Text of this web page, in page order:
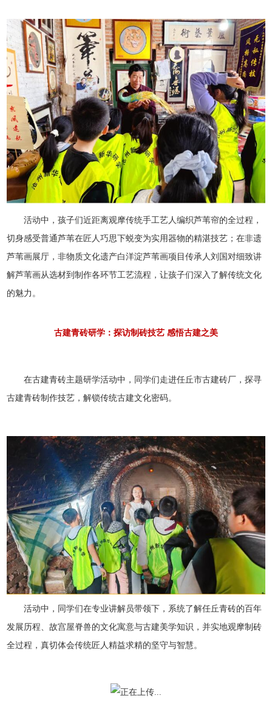
活动中，孩子们近距离观摩传统手工艺人编织芦苇帘的全过程，
切身感受普通芦苇在匠人巧思下蜕变为实用器物的精湛技艺；在非遗
芦苇画展厅，非物质文化遗产白洋淀芦苇画项目传承人刘国对细致讲
解芦苇画从选材到制作各环节工艺流程，让孩子们深入了解传统文化
的魅力。
古建青砖研学：探访制砖技艺 感悟古建之美
在古建青砖主题研学活动中，同学们走进任丘市古建砖厂，探寻
古建青砖制作技艺，解锁传统古建文化密码。
活动中，同学们在专业讲解员带领下，系统了解任丘青砖的百年
发展历程、故宫屋脊兽的文化寓意与古建美学知识，并实地观摩制砖
全过程，真切体会传统匠人精益求精的坚守与智慧。